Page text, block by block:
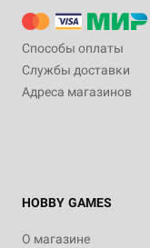
Способы оплаты
Службы доставки
Адреса магазинов
HOBBY GAMES
О магазине